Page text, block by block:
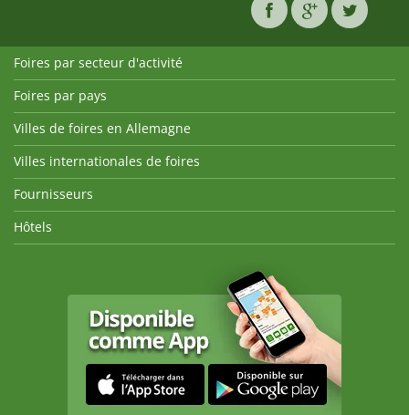
Foires par secteur d'activité
Foires par pays
Villes de foires en Allemagne
Villes internationales de foires
Fournisseurs
Hôtels